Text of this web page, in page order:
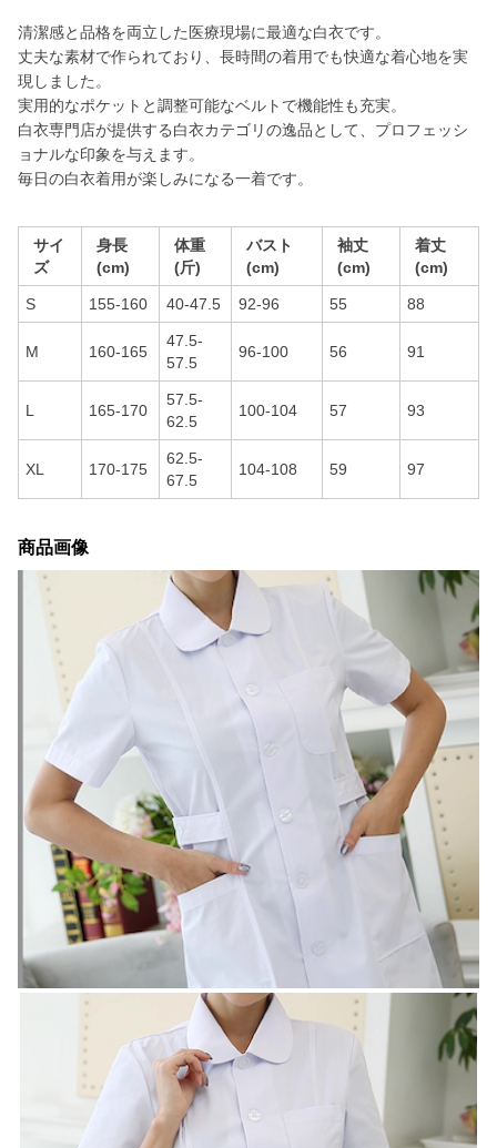
清潔感と品格を両立した医療現場に最適な白衣です。
丈夫な素材で作られており、長時間の着用でも快適な着心地を実
現しました。
実用的なポケットと調整可能なベルトで機能性も充実。
白衣専門店が提供する白衣カテゴリの逸品として、プロフェッシ
ョナルな印象を与えます。
毎日の白衣着用が楽しみになる一着です。
サイ
ズ
身長
(cm)
体重
(斤)
バスト
(cm)
袖丈
(cm)
着丈
(cm)
S 155-160 40-47.5 92-96 55 88
M 160-165
47.5-
57.5
96-100 56 91
L 165-170
57.5-
62.5
100-104 57 93
XL 170-175
62.5-
67.5
104-108 59 97
商品画像